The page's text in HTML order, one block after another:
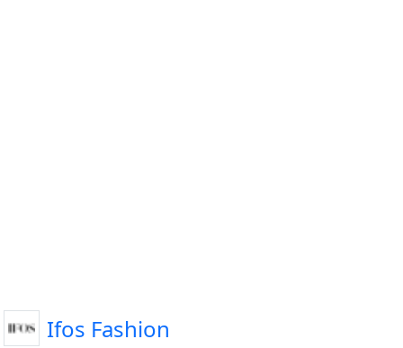
Ifos Fashion